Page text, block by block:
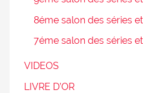
8éme salon des séries
7éme salon des séries
VIDEOS
LIVRE D’OR